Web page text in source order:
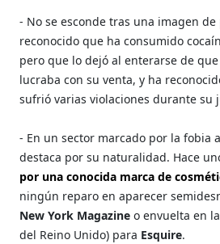
- No se esconde tras una imagen
reconocido que ha consumido
pero que lo dejó al enterarse de
lucraba con su venta, y ha
sufrió varias violaciones durante su
- En un sector marcado por la fobia
destaca por su naturalidad. Hace
por una conocida marca de
ningún reparo en aparecer
New York Magazine o envuelta en
del Reino Unido) para Esquire.